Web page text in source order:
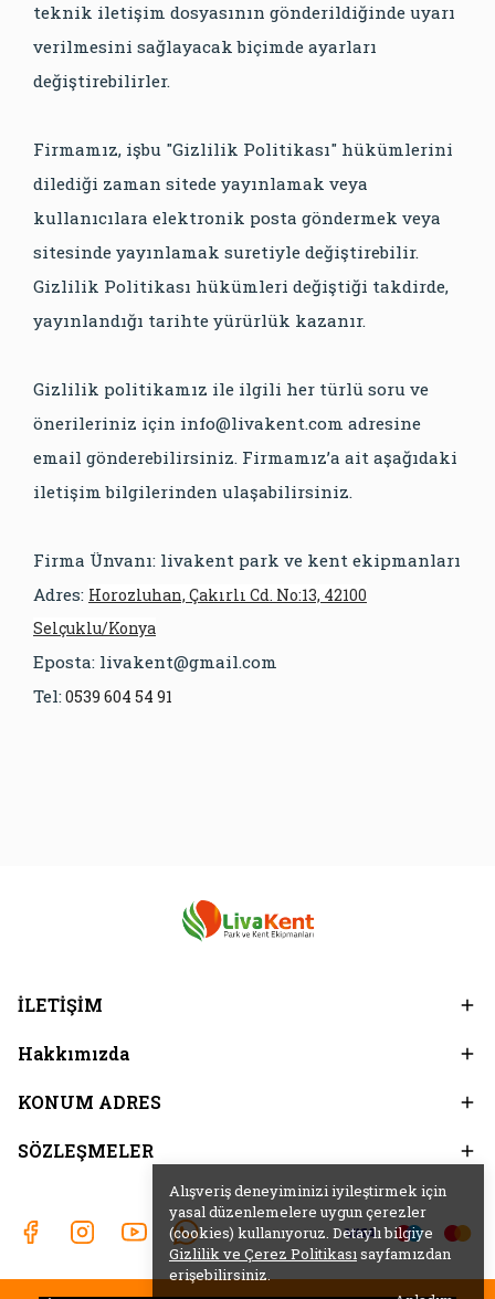
Alışveriş deneyiminizi iyileştirmek için
yasal düzenlemelere uygun çerezler
(cookies) kullanıyoruz. Detaylı bilgiye
Gizlilik ve Çerez Politikasısayfamızdan
erişebilirsiniz.
teknik iletişim dosyasının gönderildiğinde uyarı
verilmesini sağlayacak biçimde ayarları
değiştirebilirler.
Firmamız, işbu "Gizlilik Politikası" hükümlerini
dilediği zaman sitede yayınlamak veya
kullanıcılara elektronik posta göndermek veya
sitesinde yayınlamak suretiyle değiştirebilir.
Gizlilik Politikası hükümleri değiştiği takdirde,
yayınlandığı tarihte yürürlük kazanır.
Gizlilik politikamız ile ilgili her türlü soru ve
önerileriniz için info@livakent.com adresine
email gönderebilirsiniz. Firmamız’a ait aşağıdaki
iletişim bilgilerinden ulaşabilirsiniz.
Firma Ünvanı: livakent park ve kent ekipmanları
Adres: Horozluhan, Çakırlı Cd. No:13, 42100
Selçuklu/Konya
Eposta: livakent@gmail.com
Tel:0539 604 54 91
İLETİŞİM
Hakkımızda
KONUM ADRES
SÖZLEŞMELER